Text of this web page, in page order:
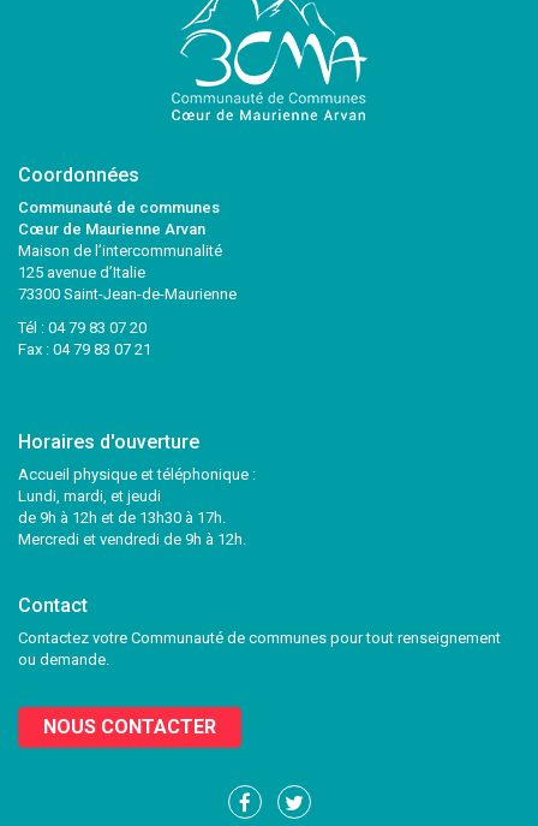
Coordonnées
Communauté de communes
Cœur de Maurienne Arvan
Maison de l’intercommunalité
125 avenue d’Italie
73300 Saint-Jean-de-Maurienne
Tél : 04 79 83 07 20
Fax : 04 79 83 07 21
Horaires d'ouverture
Accueil physique et téléphonique :
Lundi, mardi, et jeudi
de 9h à 12h et de 13h30 à 17h.
Mercredi et vendredi de 9h à 12h.
Contact
Contactez votre Communauté de communes pour tout renseignement
ou demande.
NOUS CONTACTER
Lien
Lien